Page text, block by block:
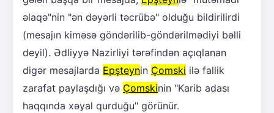
əlaqə"nin "ən dəyərli təcrübə" olduğu bildirilirdi
(mesajın kiməsə göndərilib-göndərilmədiyi bəlli
deyil). Ədliyyə Nazirliyi tərəfindən açıqlanan
digər mesajlarda Epşteynin Çomski ilə fallik
zarafat paylaşdığı və Çomskinin "Karib adası
haqqında xəyal qurduğu" görünür.